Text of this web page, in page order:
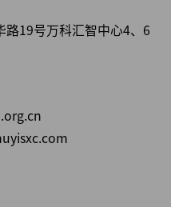
路19号万科汇智中心4、6